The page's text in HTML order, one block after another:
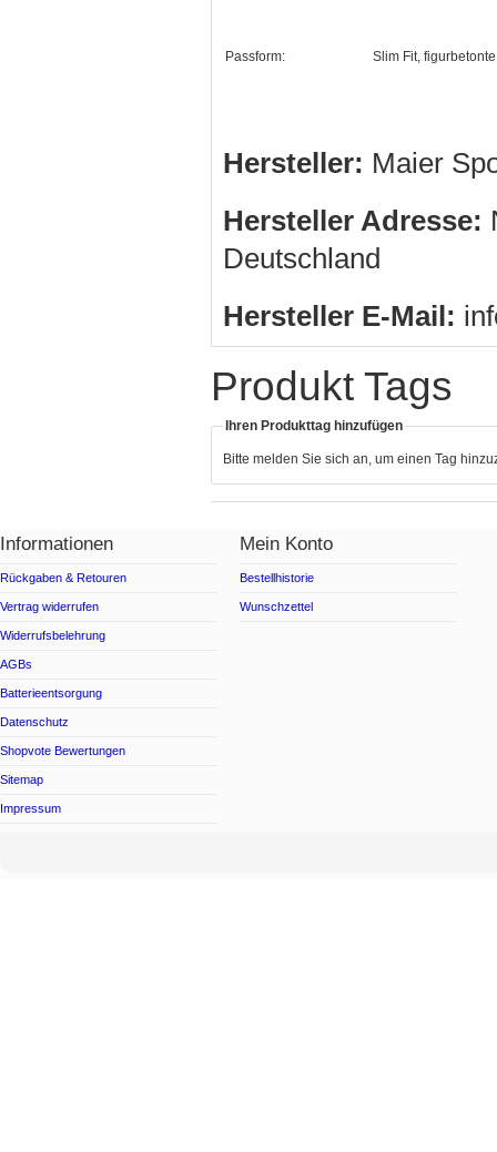
Passform: Slim Fit,
Hersteller: Maier
Hersteller Adresse:
Deutschland
Hersteller E-Mail:
Produkt Tags
Ihren Produkttag hinzufügen
Bitte melden Sie sich an, um einen Tag
Informationen
Rückgaben & Retouren
Vertrag widerrufen
Widerrufsbelehrung
AGBs
Batterieentsorgung
Datenschutz
Shopvote Bewertungen
Sitemap
Impressum
Mein Konto
Bestellhistorie
Wunschzettel